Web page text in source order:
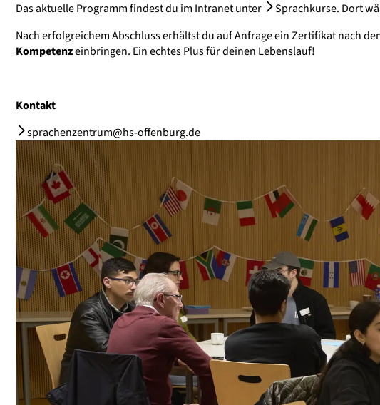
Das aktuelle Programm findest du im Intranet unter
Sprachkurse. Dort
Nach erfolgreichem Abschluss erhältst du auf Anfrage ein Zertifikat nach
Kompetenzeinbringen. Ein echtes Plus für deinen Lebenslauf!
Kontakt
sprachenzentrum@hs-offenburg.de